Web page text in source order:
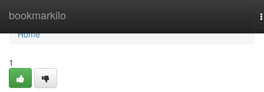
bookmarkilo
Home
Home
1